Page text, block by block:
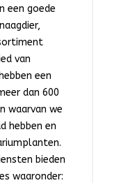
een goede
van
een
dan 600
waarvan we
hebben en
bieden
waaronder: